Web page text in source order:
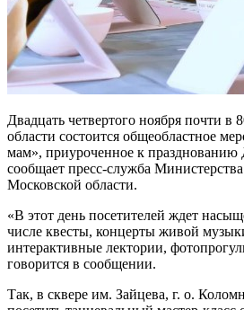
Двадцать четвертого ноября почти в
области состоится общеобластное
мам», приуроченное к
сообщает пресс-служба
Московской области.
«В этот день посетителей ждет
числе квесты, концерты живой
интерактивные лектории,
говорится в сообщении.
Так, в сквере им. Зайцева, г. о.